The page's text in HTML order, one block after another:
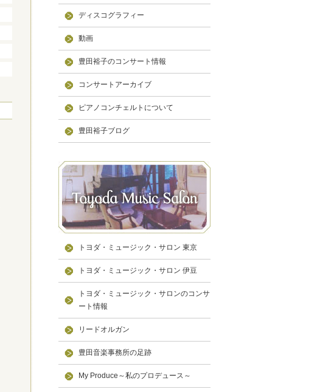
ディスコグラフィー
動画
豊田裕子のコンサート情報
コンサートアーカイブ
ピアノコンチェルトについて
豊田裕子ブログ
トヨダ・ミュージック・サロン 東京
トヨダ・ミュージック・サロン 伊豆
トヨダ・ミュージック・サロンのコンサ
ート情報
リードオルガン
豊田音楽事務所の足跡
My Produce～私のプロデュース～